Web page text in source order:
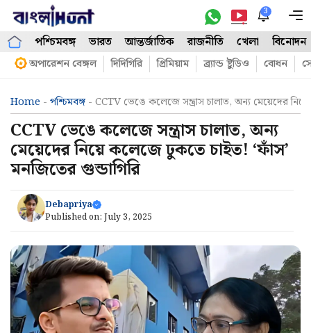
Skip
content
3
পশ্চিমবঙ্গ ভারত আন্তর্জাতিক রাজনীতি খেলা বিনোদন
অপারেশন বেঙ্গল দিদিগিরি প্রিমিয়াম ব্র্যান্ড ষ্টুডিও বোধন
Home - পশ্চিমবঙ্গ- CCTV ভেঙে কলেজে সন্ত্রাস চালাত, অন্য মেয়েদের
CCTV ভেঙে কলেজে সন্ত্রাস চালাত, অন্য
মেয়েদের নিয়ে কলেজে ঢুকতে চাইত! ‘ফাঁস’
মনজিতের গুন্ডাগিরি
Debapriya
Published on: July 3, 2025